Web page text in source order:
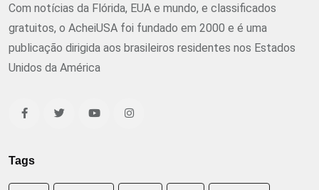
Com notícias da Flórida, EUA e mundo, e classificados
gratuitos, o AcheiUSA foi fundado em 2000 e é uma
publicação dirigida aos brasileiros residentes nos Estados
Unidos da América
Tags